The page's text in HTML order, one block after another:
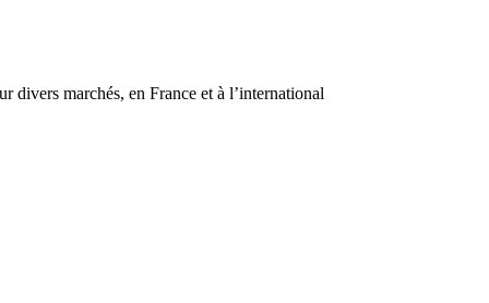
divers marchés, en France et à l’international